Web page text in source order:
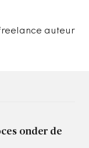
auteur
onder de